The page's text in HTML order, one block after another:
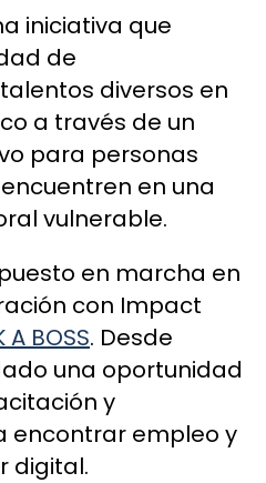
iniciativa que
de
diversos en
a través de un
para personas
en una
vulnerable.
en marcha en
con Impact
A BOSS. Desde
una oportunidad
y
encontrar empleo y
digital.